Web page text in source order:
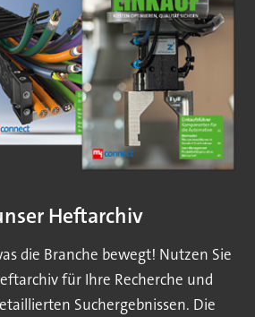
Heftarchiv
die Branche bewegt! Nutzen Sie
für Ihre Recherche und
Suchergebnissen. Die